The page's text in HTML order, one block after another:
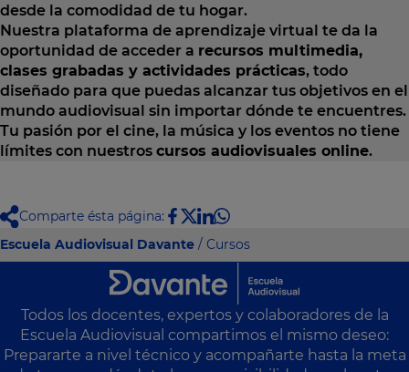
desde la comodidad de tu hogar.
Nuestra plataforma de aprendizaje virtual te da la
oportunidad de acceder a recursos multimedia,
clases grabadas y actividades prácticas, todo
diseñado para que puedas alcanzar tus objetivos en el
mundo audiovisual sin importar dónde te encuentres.
Tu pasión por el cine, la música y los eventos no tiene
límites con nuestros cursos audiovisuales online.
Comparte ésta página:
Escuela Audiovisual Davante / Cursos
Todos los docentes, expertos y colaboradores de la
Escuela Audiovisual compartimos el mismo deseo:
Prepararte a nivel técnico y acompañarte hasta la meta